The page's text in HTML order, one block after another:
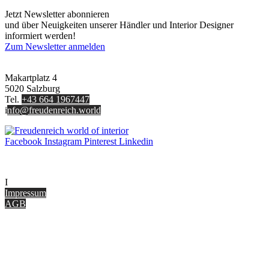
Jetzt Newsletter abonnieren
und über Neuigkeiten unserer Händler und Interior Designer
informiert werden!
Zum Newsletter anmelden
Makartplatz 4
5020 Salzburg
Tel. +43 664 1967447
info@freudenreich.world
Facebook Instagram Pinterest Linkedin
I
Impressum
AGB